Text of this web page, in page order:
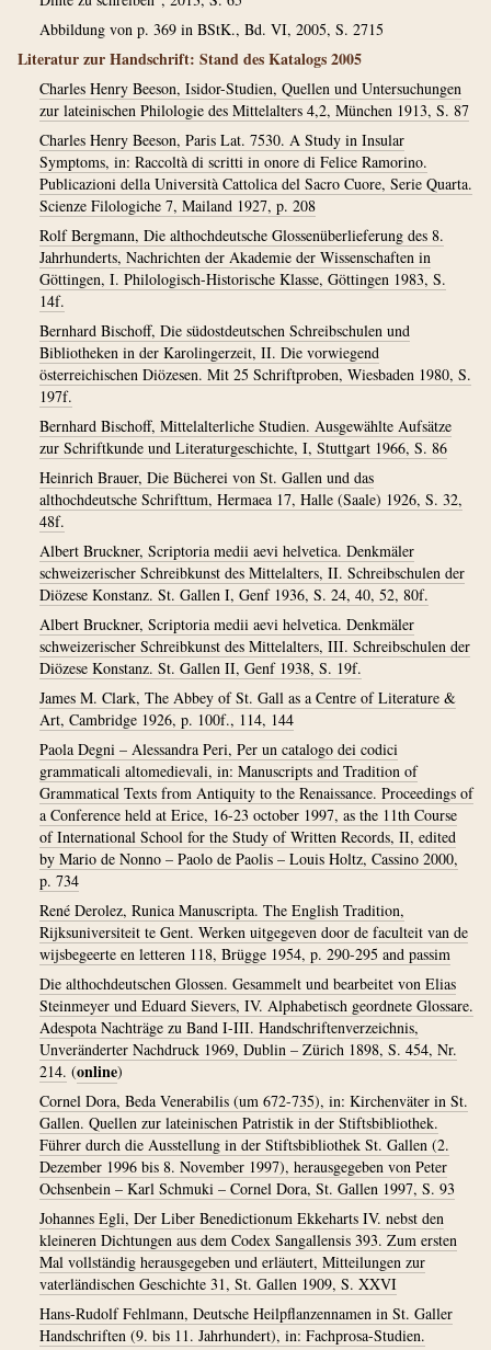
Abbildung von p. 369 in BStK., Bd. VI, 2005, S. 2715
Literatur zur Handschrift: Stand des Katalogs 2005
Charles Henry Beeson, Isidor-Studien, Quellen und Untersuchungen
zur lateinischen Philologie des Mittelalters 4,2, München 1913, S. 87
Charles Henry Beeson, Paris Lat. 7530. A Study in Insular
Symptoms, in: Raccoltà di scritti in onore di Felice Ramorino.
Publicazioni della Università Cattolica del Sacro Cuore, Serie Quarta.
Scienze Filologiche 7, Mailand 1927, p. 208
Rolf Bergmann, Die althochdeutsche Glossenüberlieferung des 8.
Jahrhunderts, Nachrichten der Akademie der Wissenschaften in
Göttingen, I. Philologisch-Historische Klasse, Göttingen 1983, S.
14f.
Bernhard Bischoff, Die südostdeutschen Schreibschulen und
Bibliotheken in der Karolingerzeit, II. Die vorwiegend
österreichischen Diözesen. Mit 25 Schriftproben, Wiesbaden 1980, S.
197f.
Bernhard Bischoff, Mittelalterliche Studien. Ausgewählte Aufsätze
zur Schriftkunde und Literaturgeschichte, I, Stuttgart 1966, S. 86
Heinrich Brauer, Die Bücherei von St. Gallen und das
althochdeutsche Schrifttum, Hermaea 17, Halle (Saale) 1926, S. 32,
48f.
Albert Bruckner, Scriptoria medii aevi helvetica. Denkmäler
schweizerischer Schreibkunst des Mittelalters, II. Schreibschulen der
Diözese Konstanz. St. Gallen I, Genf 1936, S. 24, 40, 52, 80f.
Albert Bruckner, Scriptoria medii aevi helvetica. Denkmäler
schweizerischer Schreibkunst des Mittelalters, III. Schreibschulen der
Diözese Konstanz. St. Gallen II, Genf 1938, S. 19f.
James M. Clark, The Abbey of St. Gall as a Centre of Literature &
Art, Cambridge 1926, p. 100f., 114, 144
Paola Degni – Alessandra Peri, Per un catalogo dei codici
grammaticali altomedievali, in: Manuscripts and Tradition of
Grammatical Texts from Antiquity to the Renaissance. Proceedings of
a Conference held at Erice, 16-23 october 1997, as the 11th Course
of International School for the Study of Written Records, II, edited
by Mario de Nonno – Paolo de Paolis – Louis Holtz, Cassino 2000,
p. 734
René Derolez, Runica Manuscripta. The English Tradition,
Rijksuniversiteit te Gent. Werken uitgegeven door de faculteit van de
wijsbegeerte en letteren 118, Brügge 1954, p. 290-295 and passim
Die althochdeutschen Glossen. Gesammelt und bearbeitet von Elias
Steinmeyer und Eduard Sievers, IV. Alphabetisch geordnete Glossare.
Adespota Nachträge zu Band I-III. Handschriftenverzeichnis,
Unveränderter Nachdruck 1969, Dublin – Zürich 1898, S. 454, Nr.
214. (online)
Cornel Dora, Beda Venerabilis (um 672-735), in: Kirchenväter in St.
Gallen. Quellen zur lateinischen Patristik in der Stiftsbibliothek.
Führer durch die Ausstellung in der Stiftsbibliothek St. Gallen (2.
Dezember 1996 bis 8. November 1997), herausgegeben von Peter
Ochsenbein – Karl Schmuki – Cornel Dora, St. Gallen 1997, S. 93
Johannes Egli, Der Liber Benedictionum Ekkeharts IV. nebst den
kleineren Dichtungen aus dem Codex Sangallensis 393. Zum ersten
Mal vollständig herausgegeben und erläutert, Mitteilungen zur
vaterländischen Geschichte 31, St. Gallen 1909, S. XXVI
Hans-Rudolf Fehlmann, Deutsche Heilpflanzennamen in St. Galler
Handschriften (9. bis 11. Jahrhundert), in: Fachprosa-Studien.